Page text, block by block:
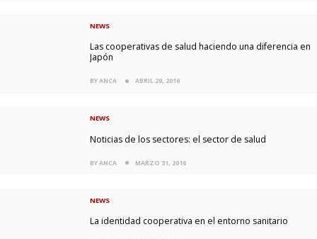
NEWS
Las cooperativas de salud haciendo una diferencia en
Japón
BY ANCA ABRIL 29, 2016
NEWS
Noticias de los sectores: el sector de salud
BY ANCA MARZO 31, 2016
NEWS
La identidad cooperativa en el entorno sanitario